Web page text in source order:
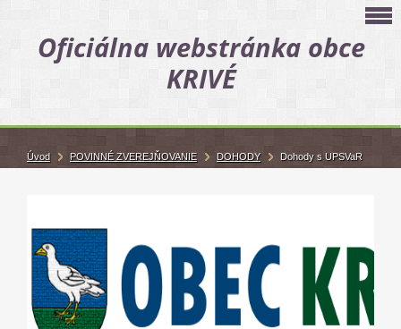
Oficiálna webstránka obce
KRIVÉ
Úvod POVINNÉ ZVEREJŇOVANIE DOHODY Dohody s UPSVaR